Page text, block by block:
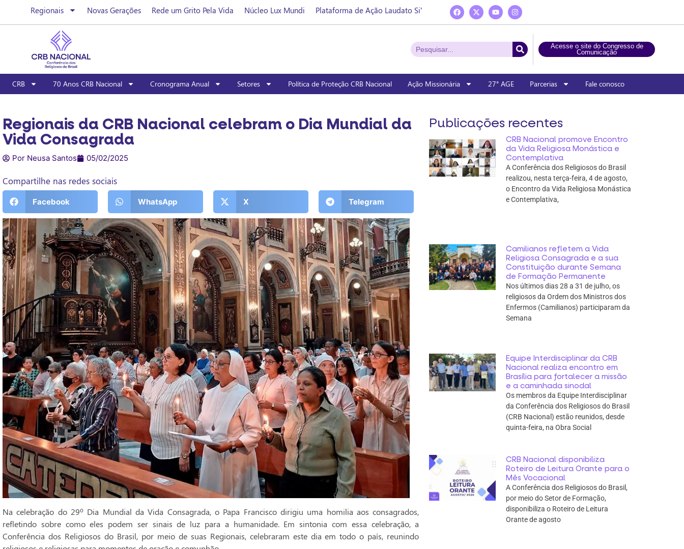
Regionais Novas Gerações Rede um Grito Pela Vida Núcleo Lux Mundi Plataforma de Ação Laudato Si’
Acesse o site do Congresso de
Comunicação
CRB 70 Anos CRB Nacional Cronograma Anual Setores Política de Proteção CRB Nacional Ação Missionária 27° AGE Parcerias Fale conosco
Regionais da CRB Nacional celebram o Dia Mundial da
Vida Consagrada
Por Neusa Santos 05/02/2025
Compartilhe nas redes sociais
Facebook WhatsApp X Telegram
Na celebração do 29º Dia Mundial da Vida Consagrada, o Papa Francisco dirigiu uma homilia aos consagrados,
refletindo sobre como eles podem ser sinais de luz para a humanidade. Em sintonia com essa celebração, a
Conferência dos Religiosos do Brasil, por meio de suas Regionais, celebraram este dia em todo o país, reunindo
Publicações recentes
CRB Nacional promove Encontro
da Vida Religiosa Monástica e
Contemplativa
A Conferência dos Religiosos do Brasil
realizou, nesta terça-feira, 4 de agosto,
o Encontro da Vida Religiosa Monástica
e Contemplativa,
Camilianos refletem a Vida
Religiosa Consagrada e a sua
Constituição durante Semana
de Formação Permanente
Nos últimos dias 28 a 31 de julho, os
religiosos da Ordem dos Ministros dos
Enfermos (Camilianos) participaram da
Semana
Equipe Interdisciplinar da CRB
Nacional realiza encontro em
Brasília para fortalecer a missão
e a caminhada sinodal
Os membros da Equipe Interdisciplinar
da Conferência dos Religiosos do Brasil
(CRB Nacional) estão reunidos, desde
quinta-feira, na Obra Social
CRB Nacional disponibiliza
Roteiro de Leitura Orante para o
Mês Vocacional
A Conferência dos Religiosos do Brasil,
por meio do Setor de Formação,
disponibiliza o Roteiro de Leitura
Orante de agosto